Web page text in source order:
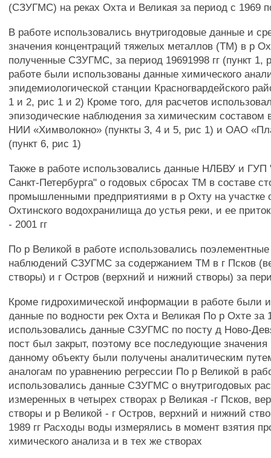
(СЗУГМС) на реках Охта и Великая за период с 1969
В работе использовались внутригодовые данные и
значения концентраций тяжелых металлов (ТМ) в р
полученные СЗУГМС, за период 19691998 гг (пункт 1,
работе были использованы данные химического
эпидемиологической станции Красногвардейского
1 и 2, рис 1 и 2) Кроме того, для расчетов
эпизодические наблюдения за химическим
НИИ «Химволокно» (пункты 3, 4 и 5, рис 1) и ОАО
(пункт 6, рис 1)
Также в работе использовались данные НЛБВУ и ГУП
Санкт-Петербурга" о годовых сбросах ТМ в составе
промышленными предприятиями в р Охту на участке
Охтинского водохранилища до устья реки, и ее
- 2001 гг
По р Великой в работе использовались
наблюдений СЗУГМС за содержанием ТМ в г Псков
створы) и г Остров (верхний и нижний створы) за
Кроме гидрохимической информации в работе были
данные по водности рек Охта и Великая По р Охте за
использовались данные СЗУГМС по посту д Ново-
пост был закрыт, поэтому все последующие
данному объекту были получены аналитическим
аналогам по уравнению регрессии По р Великой в
использовались данные СЗУГМС о внутригодовых
измеренных в четырех створах р Великая -г Псков,
створы и р Великой - г Остров, верхний и нижний
1989 гг Расходы воды измерялись в момент взятия
химического анализа и в тех же створах